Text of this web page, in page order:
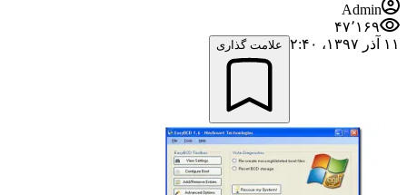
Admin
۴۷٬۱۶۹
۱۱ آذر ۱۳۹۷،‏ ۲:۴۰
علامت گذاری